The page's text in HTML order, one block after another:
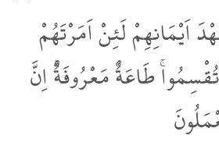
اَيْمَانِهِمْ لَئِنْ اَمَرْتَهُمْ
طَاعَةٌ مَعْرُوفَةٌۜ اِنَّ